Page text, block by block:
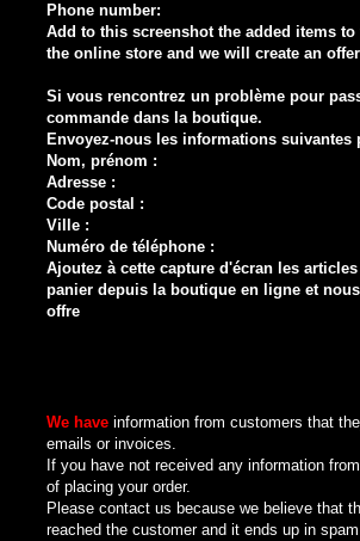
Phone number:
Add to this screenshot the added items to
the online store and we will create an offer
Si vous rencontrez un problème pour
commande dans la boutique.
Envoyez-nous les informations suivantes
Nom, prénom :
Adresse :
Code postal :
Ville :
Numéro de téléphone :
Ajoutez à cette capture d'écran les
panier depuis la boutique en ligne et
offre
We have information from customers that
emails or invoices.
If you have not received any information
of placing your order.
Please contact us because we believe that
reached the customer and it ends up in